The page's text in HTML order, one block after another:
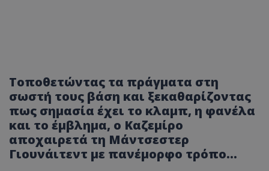
Τοποθετώντας τα πράγματα στη
σωστή τους βάση και ξεκαθαρίζοντας
πως σημασία έχει το κλαμπ, η φανέλα
και το έμβλημα, ο Καζεμίρο
αποχαιρετά τη Μάντσεστερ
Γιουνάιτεντ με πανέμορφο τρόπο…